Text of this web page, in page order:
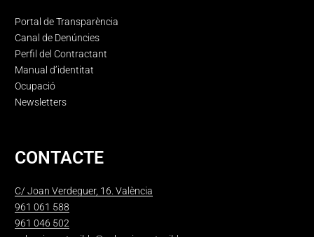
Portal de Transparència
Canal de Denúncies
Perfil del Contractant
Manual d’identitat
Ocupació
Newsletters
CONTACTE
C/ Joan Verdeguer, 16. València
961 061 588
961 046 502